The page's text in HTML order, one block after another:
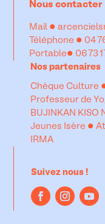
Nous contacter
Mail •
Téléphone • 04
Portable• 06 73
Nos partenaires
Chèque Culture
Professeur de
BUJINKAN KISO
Jeunes Isère •
IRMA
Suivez nous !